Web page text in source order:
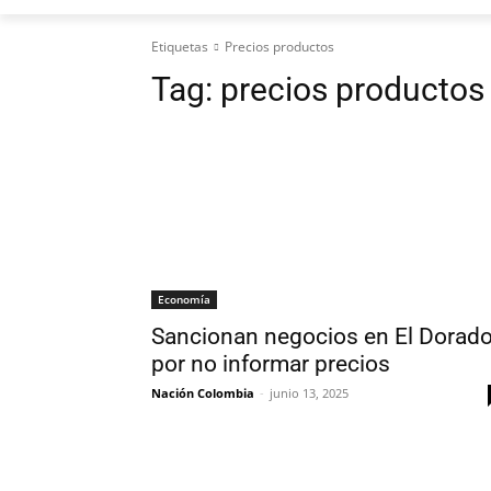
Etiquetas Precios productos
Tag: precios productos
Economía
Sancionan negocios en El
por no informar precios
Nación Colombia - junio 13, 2025